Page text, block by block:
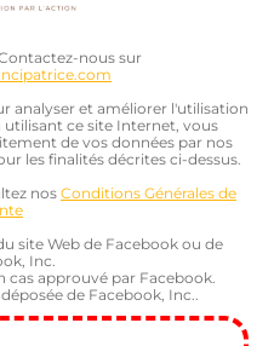
Contactez-nous sur
analyser et améliorer l'utilisation
utilisant ce site Internet, vous
de vos données par nos
les finalités décrites ci-dessus.
nos Conditions Générales de
site Web de Facebook ou de
Inc.
cas approuvé par Facebook.
de Facebook, Inc..